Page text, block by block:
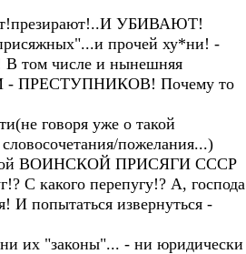
УБИВАЮТ!
прочей ху*ни! -
В том числе и нынешняя
- ПРЕСТУПНИКОВ! Почему то
говоря уже о такой
пожелания...)
ВОИНСКОЙ ПРИСЯГИ СССР
С какого перепугу!? А, господа
попытаться извернуться -
их "законы"... - ни юридически